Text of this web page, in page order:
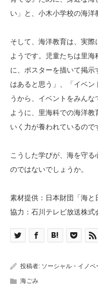
い」と、小木小学校の海洋
そして、海洋教育は、実
ようです。児童たちは里
に、ポスターを描いて掲示
はあると思う」、「イベ
うから、イベントをみん
ように、里海科での海洋
いく力が養われているので
こうした学びが、海を守る
のではないでしょうか。
素材提供：日本財団「海と
協力：石川テレビ放送株式
投稿者: ソーシャル・イノ
海ごみ